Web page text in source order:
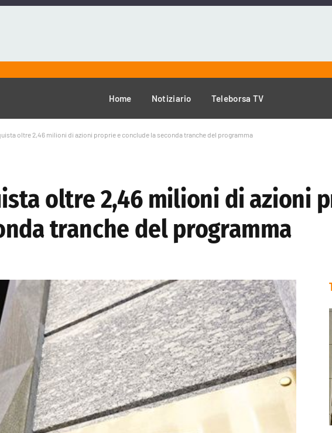
Home Notiziario Teleborsa TV
oltre 2,46 milioni di azioni proprie e conclude la seconda tranche del programma
oltre 2,46 milioni di azioni
tranche del programma